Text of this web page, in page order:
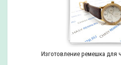
Изготовление ремешка для